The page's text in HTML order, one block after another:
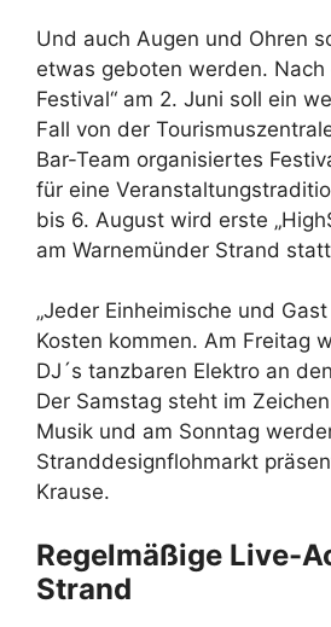
Und auch Augen und Ohren
etwas geboten werden. Nach
Festival“ am 2. Juni soll ein
Fall von der
Bar-Team organisiertes
für eine
bis 6. August wird erste
am Warnemünder Strand
„Jeder Einheimische und
Kosten kommen. Am Freitag
DJ´s tanzbaren Elektro an
Der Samstag steht im
Musik und am Sonntag
Stranddesignflohmarkt
Krause.
Regelmäßige Live-
Strand